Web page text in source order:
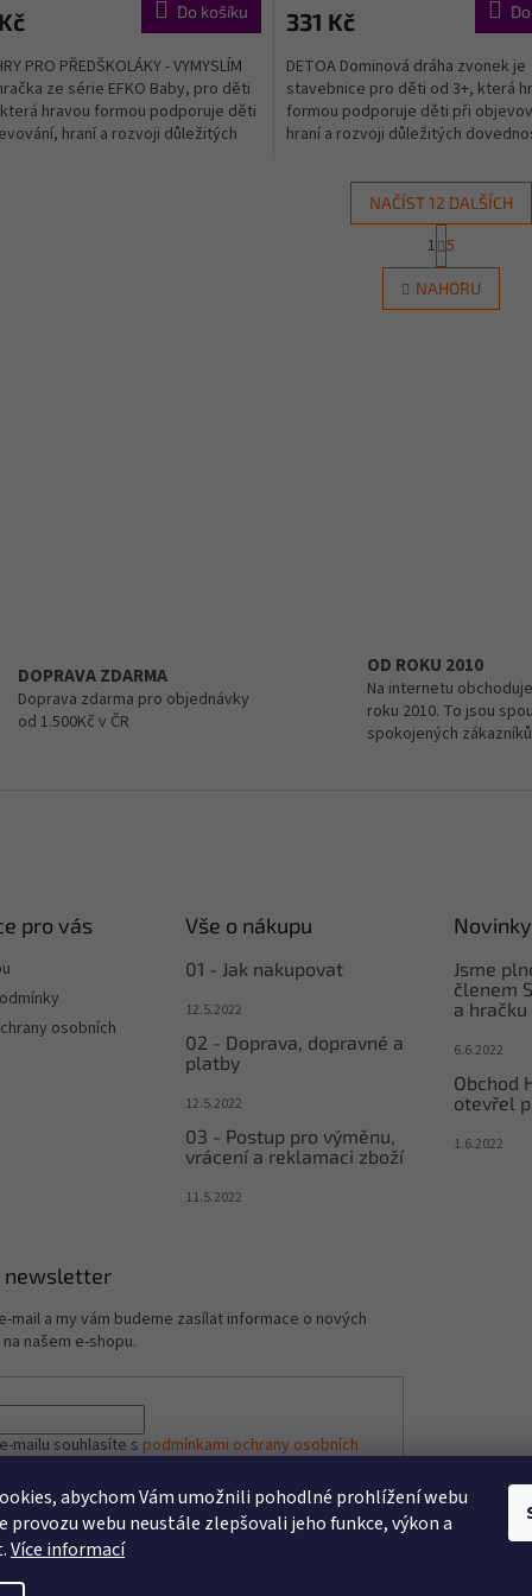
abychom Vám umožnili pohodlné prohlížení webu
provozu webu neustále zlepšovali jeho funkce, výkon a
Více informací
Do košíku
PRO PŘEDŠKOLÁKY - VYMYSLÍM
ze série EFKO Baby, pro děti
hravou formou podporuje děti
hraní a rozvoji důležitých
331 Kč
DETOA Dominová dráha zvonek je
stavebnice pro děti od 3+, která
formou podporuje děti při
hraní a rozvoji důležitých
O
v
l
u
NAČÍST 12 DALŠÍCH
t
r
á
n
1 5
NAHORU
DOPRAVA ZDARMA
Doprava zdarma pro objednávky
od 1.500Kč v ČR
OD ROKU 2010
Na internetu
roku 2010. To jsou
spokojených
pro vás
osobních
Vše o nákupu
01 - Jak nakupovat
12.5.2022
02 - Doprava, dopravné a
platby
12.5.2022
03 - Postup pro výměnu,
vrácení a reklamaci zboží
11.5.2022
Novinky
Jsme
členem
a hračku
6.6.2022
Obchod
otevřel
1.6.2022
newsletter
mail a my vám budeme zasílat informace o nových
našem e-shopu.
mailu souhlasíte s podmínkami ochrany osobních
SE